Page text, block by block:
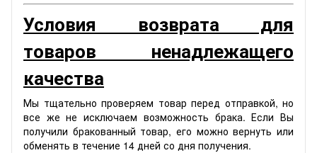
Условия возврата для
товаров ненадлежащего
качества
Мы тщательно проверяем товар перед отправкой, но
все же не исключаем возможность брака. Если Вы
получили бракованный товар, его можно вернуть или
обменять в течение 14 дней со дня получения.